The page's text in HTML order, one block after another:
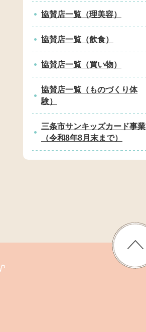
協賛店一覧（理美容）
協賛店一覧（飲食）
協賛店一覧（買い物）
協賛店一覧（ものづくり体
験）
三条市サンキッズカード事業
（令和8年8月末まで）